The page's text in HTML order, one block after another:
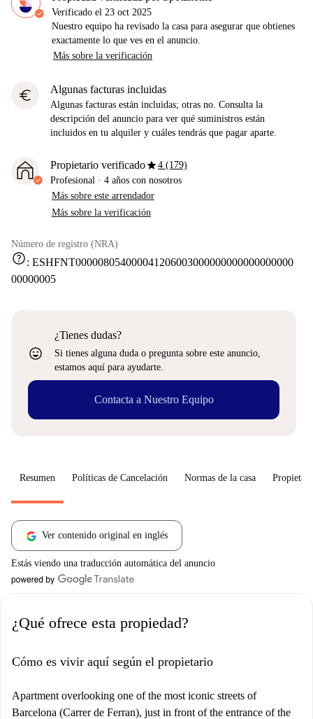
Verificado el 23 oct 2025
Nuestro equipo ha revisado la casa para asegurar que obtienes
exactamente lo que ves en el anuncio.
Más sobre la verificación
euro Algunas facturas incluidas
Algunas facturas están incluidas; otras no. Consulta la
descripción del anuncio para ver qué suministros están
incluidos en tu alquiler y cuáles tendrás que pagar aparte.
Propietario verificadostar4 (179)
Profesional · 4 años con nosotros
Más sobre este arrendador
Más sobre la verificación
Número de registro (NRA)
help: ESHFNT000008054000041206003000000000000000000
00000005
sentiment_very_satisfied
¿Tienes dudas?
Si tienes alguna duda o pregunta sobre este anuncio,
estamos aquí para ayudarte.
Contacta a Nuestro Equipo
Resumen Políticas de Cancelación Normas de la casa
Ver contenido original en inglés
Estás viendo una traducción automática del anuncio
¿Qué ofrece esta propiedad?
Cómo es vivir aquí según el propietario
Apartment overlooking one of the most iconic streets of
Barcelona (Carrer de Ferran), just in front of the entrance of the